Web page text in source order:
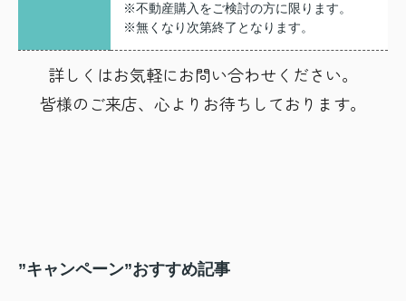
※不動産購入をご検討の方に限ります。
※無くなり次第終了となります。
詳しくはお気軽にお問い合わせください。
皆様のご来店、心よりお待ちしております。
”キャンペーン”おすすめ記事